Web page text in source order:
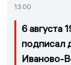
13:00
6 августа
подписал
Иваново-